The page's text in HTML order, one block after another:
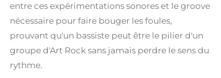
entre ces expérimentations sonores et le groove
nécessaire pour faire bouger les foules,
prouvant qu'un bassiste peut être le pilier d'un
groupe d'Art Rock sans jamais perdre le sens du
rythme.